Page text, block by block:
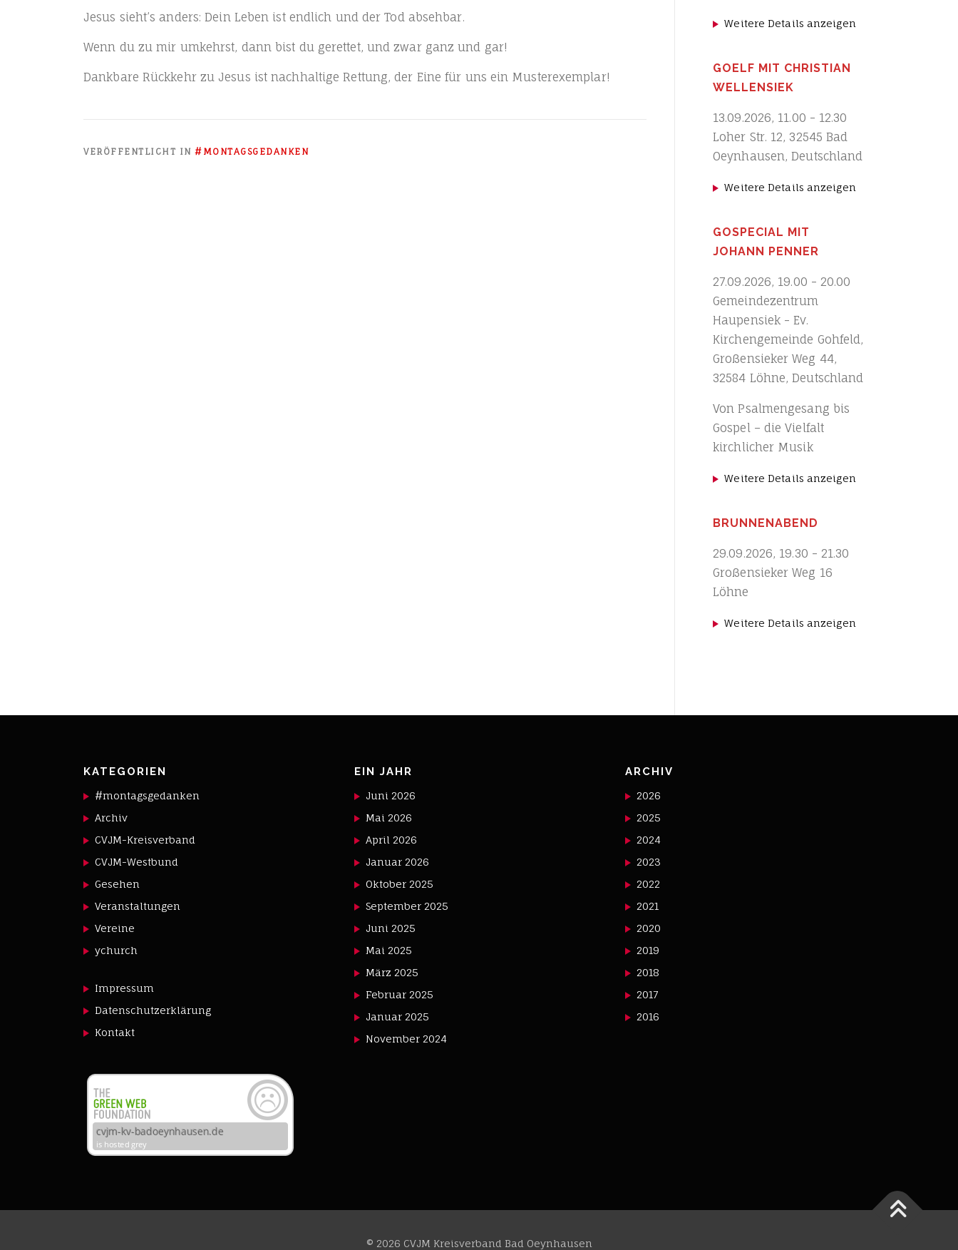
Jesus sieht’s anders: Dein Leben ist end­lich und der Tod absehbar.
Wenn du zu mir umkehrst, dann bist du geret­tet, und zwar ganz und gar!
Dank­ba­re Rück­kehr zu Jesus ist nach­hal­ti­ge Ret­tung, der Eine für uns ein Musterexemplar!
VERÖFFENTLICHT IN #MONTAGSGEDANKEN
Weitere Details anzeigen
GOELF MIT CHRISTIAN
WELLENSIEK
13.09.2026, 11.00 - 12.30
Loher Str. 12, 32545 Bad
Oeynhausen, Deutschland
Weitere Details anzeigen
GOSPECIAL MIT
JOHANN PENNER
27.09.2026, 19.00 -20.00
Gemeindezentrum
Haupensiek - Ev.
Kirchengemeinde Gohfeld,
Großensieker Weg 44,
32584 Löhne, Deutschland
Von Psalmengesang bis
Gospel – die Vielfalt
kirchlicher Musik
Weitere Details anzeigen
BRUNNENABEND
29.09.2026, 19.30 -21.30
Großensieker Weg 16
Löhne
Weitere Details anzeigen
KATEGORIEN
#montagsgedanken
Archiv
CVJM-Kreisverband
CVJM-Westbund
Gesehen
Veranstaltungen
Vereine
ychurch
Impressum
Datenschutzerklärung
Kontakt
EIN JAHR
Juni 2026
Mai 2026
April 2026
Januar 2026
Oktober 2025
September 2025
Juni 2025
Mai 2025
März 2025
Februar 2025
Januar 2025
November 2024
ARCHIV
2026
2025
2024
2023
2022
2021
2020
2019
2018
2017
2016
© 2026 CVJM Kreisverband Bad Oeynhausen